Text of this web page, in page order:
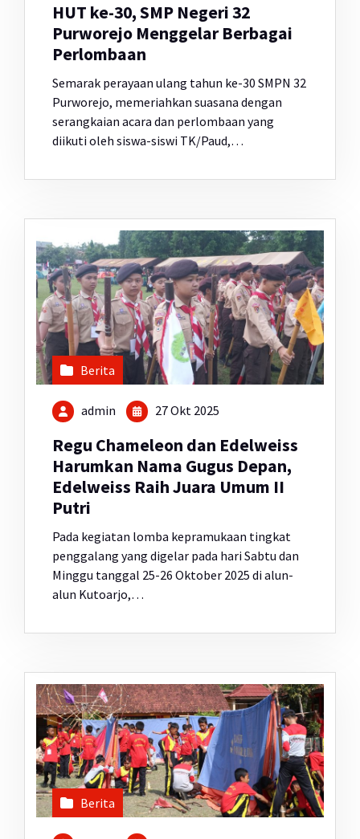
HUT ke-30, SMP Negeri 32
Purworejo Menggelar Berbagai
Perlombaan
Semarak perayaan ulang tahun ke-30 SMPN 32
Purworejo, memeriahkan suasana dengan
serangkaian acara dan perlombaan yang
diikuti oleh siswa-siswi TK/Paud,…
Berita
admin 27 Okt 2025
Regu Chameleon dan Edelweiss
Harumkan Nama Gugus Depan,
Edelweiss Raih Juara Umum II
Putri
Pada kegiatan lomba kepramukaan tingkat
penggalang yang digelar pada hari Sabtu dan
Minggu tanggal 25-26 Oktober 2025 di alun-
alun Kutoarjo,…
Berita